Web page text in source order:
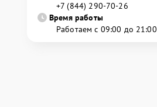
+7 (844) 290-70-26
Время работы
Работаем с 09:00 до 21:00